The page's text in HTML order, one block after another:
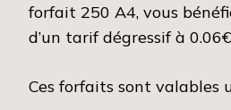
forfait 250 A4, vous
d’un tarif dégressif à
Ces forfaits sont valables